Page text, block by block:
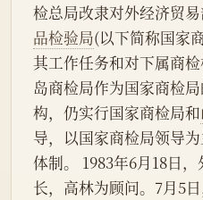
检总局改隶对外经济贸
品检验局(以下简称国家
其工作任务和对下属商
岛商检局作为国家商检
构，仍实行国家商检局和
导，以国家商检局领导
体制。 1983年6月18日，
长，高林为顾问。7月5